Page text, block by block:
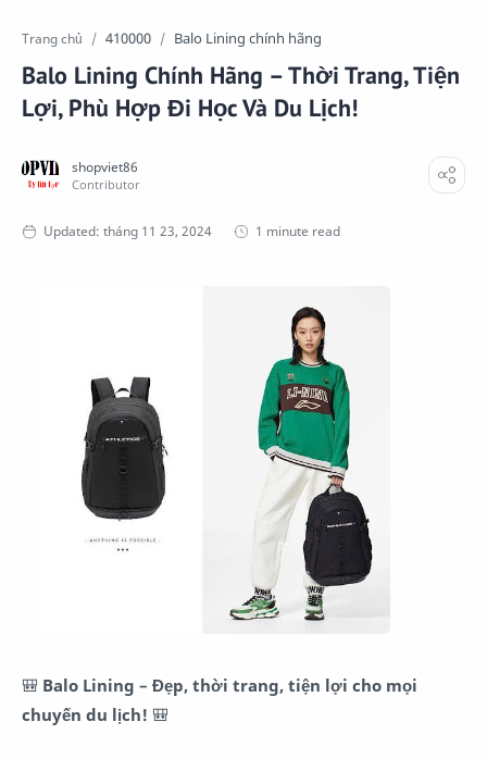
Trang chủ 410000 Balo Lining chính hãng
Balo Lining Chính Hãng – Thời Trang, Tiện
Lợi, Phù Hợp Đi Học Và Du Lịch!
1 minute read
🎒 Balo Lining – Đẹp, thời trang, tiện lợi cho mọi
chuyến du lịch! 🎒